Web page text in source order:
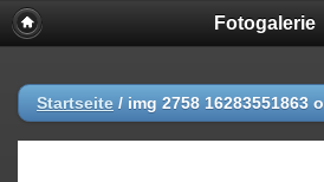
Fotogalerie
Startseite / img 2758 16283551863 o